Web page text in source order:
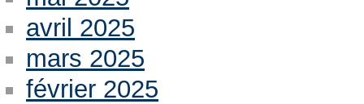
avril 2025
mars 2025
février 2025